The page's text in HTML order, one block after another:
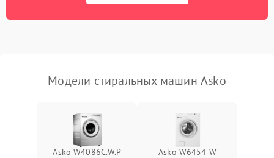
Модели стиральных машин Asko
Asko W4086C.W.P Asko W6454 W